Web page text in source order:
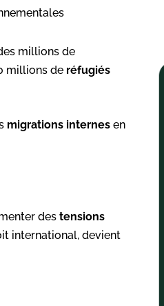
millions de
millions de réfugiés
migrations internes en
des tensions
international, devient